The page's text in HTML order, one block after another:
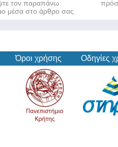
τον παραπάνω
μέσα στο άρθρο σας.
Όροι χρήσης Οδηγίες